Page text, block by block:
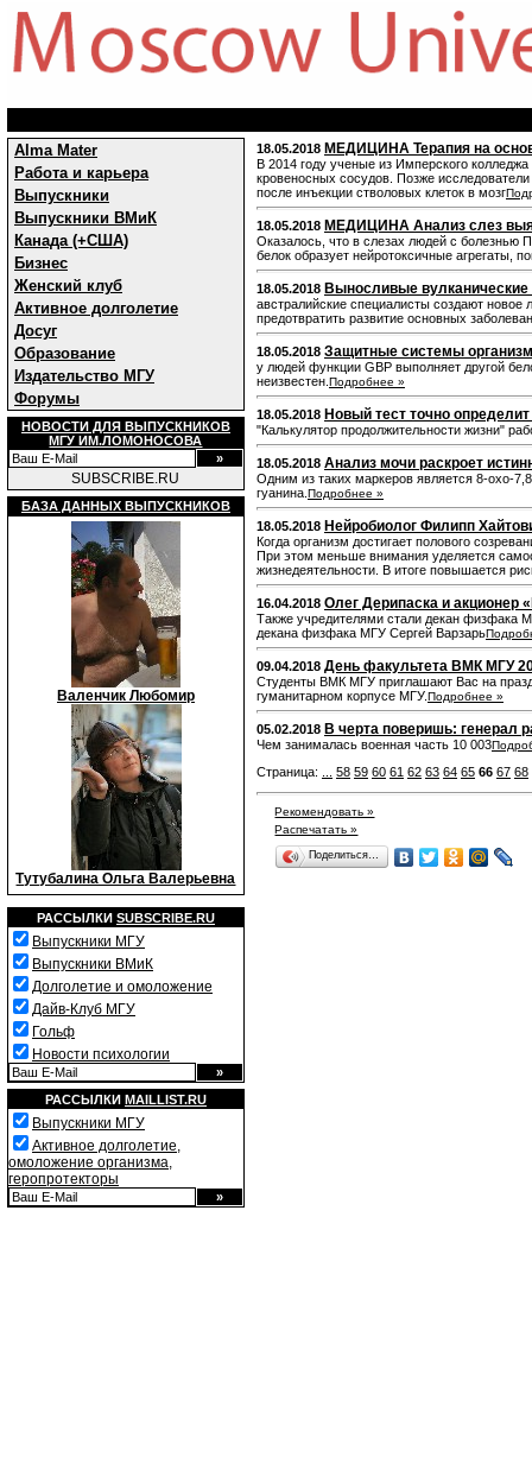
Alma Mater
Работа и карьера
Выпускники
Выпускники ВМиК
Канада (+США)
Бизнес
Женский клуб
Активное долголетие
Досуг
Образование
Издательство МГУ
Форумы
НОВОСТИ ДЛЯ ВЫПУСКНИКОВ
МГУ ИМ.ЛОМОНОСОВА
SUBSCRIBE.RU
БАЗА ДАННЫХ ВЫПУСКНИКОВ
Валенчик Любомир
Тутубалина Ольга Валерьевна
РАССЫЛКИ SUBSCRIBE.RU
Выпускники МГУ
Выпускники ВМиК
Долголетие и омоложение
Дайв-Клуб МГУ
Гольф
Новости психологии
РАССЫЛКИ MAILLIST.RU
Выпускники МГУ
Активное долголетие,
омоложение организма,
геропротекторы
18.05.2018 МЕДИЦИНА Терапия на
В 2014 году ученые из Имперского
кровеносных сосудов. Позже
после инъекции стволовых клеток в мозг
18.05.2018 МЕДИЦИНА Анализ слез
Оказалось, что в слезах людей с болезнью
белок образует нейротоксичные агрегаты,
18.05.2018 Выносливые вулканические
австралийские специалисты создают новое
предотвратить развитие основных
18.05.2018 Защитные системы
у людей функции GBP выполняет другой
неизвестен. Подробнее »
18.05.2018 Новый тест точно
"Калькулятор продолжительности жизни"
18.05.2018 Анализ мочи раскроет
Одним из таких маркеров является 8-oxo-
гуанина. Подробнее »
18.05.2018 Нейробиолог Филипп
Когда организм достигает полового
При этом меньше внимания уделяется
жизнедеятельности. В итоге повышается
16.04.2018 Олег Дерипаска и акционер
Также учредителями стали декан физфака
декана физфака МГУ Сергей Варзарь
09.04.2018 День факультета ВМК МГУ
Студенты ВМК МГУ приглашают Вас на
гуманитарном корпусе МГУ.Подробнее »
05.02.2018 В черта поверишь: генерал
Чем занималась военная часть 10 003
Страница: 58 59 60 61 62 63 64 65 66 67 68
Рекомендовать »
Распечатать »
Поделиться…